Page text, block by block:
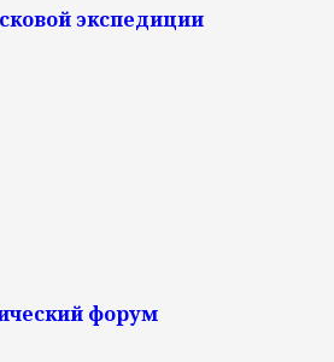
экспедиции
форум